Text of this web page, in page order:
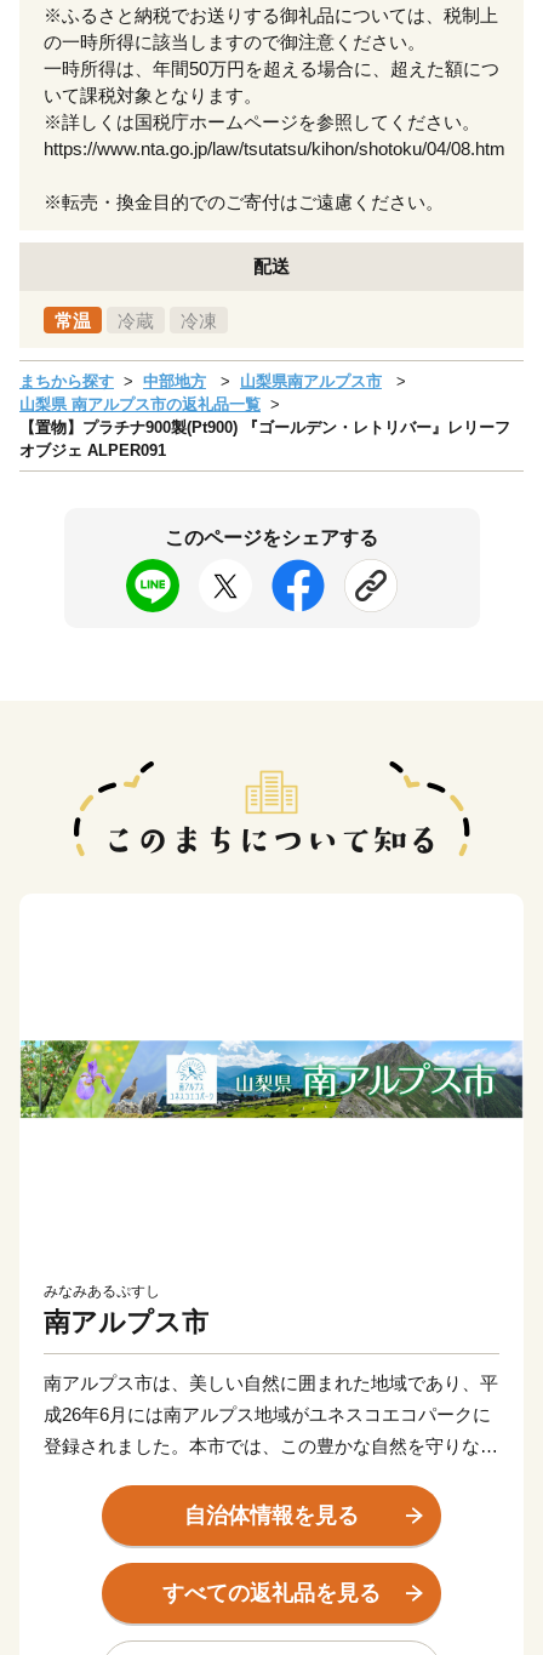
※ふるさと納税でお送りする御礼品については、税制上
の一時所得に該当しますので御注意ください。
一時所得は、年間50万円を超える場合に、超えた額につ
いて課税対象となります。
※詳しくは国税庁ホームページを参照してください。
https://www.nta.go.jp/law/tsutatsu/kihon/shotoku/04/08.htm
※転売・換金目的でのご寄付はご遠慮ください。
配送
常温 冷蔵 冷凍
まちから探す 中部地方
山梨県南アルプス市
山梨県 南アルプス市の返礼品一覧
【置物】プラチナ900製(Pt900) 『ゴールデン・レトリバー』レリーフ
オブジェ ALPER091
このページをシェアする
みなみあるぷすし
南アルプス市
南アルプス市は、美しい自然に囲まれた地域であり、平
成26年6月には南アルプス地域がユネスコエコパークに
登録されました。本市では、この豊かな自然を守りなが
大扇状地である御勅使川扇状地やそれに続く低地では果
樹栽培が盛んに営まれ、春から秋にかけてたくさんのフ
ルーツが実ります。
南アルプスの大地で育まれたフルーツなど地域の特産品
自治体情報を見る
すべての返礼品を見る